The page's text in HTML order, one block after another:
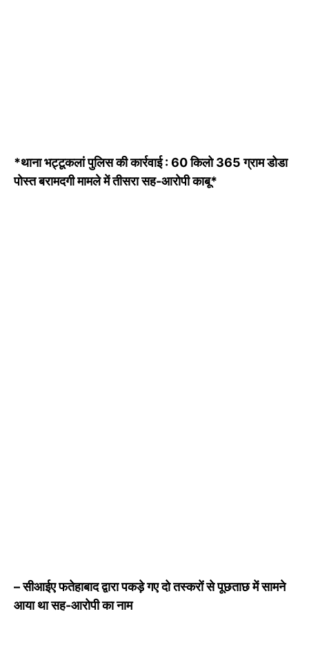
*थाना भट्टूकलां पुलिस की कार्रवाई : 60 किलो 365 ग्राम डोडा
पोस्त बरामदगी मामले में तीसरा सह-आरोपी काबू*
– सीआईए फतेहाबाद द्वारा पकड़े गए दो तस्करों से पूछताछ में सामने
आया था सह-आरोपी का नाम